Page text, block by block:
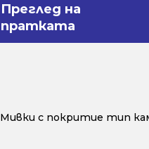
Преглед на
пратката
Мивки с покритие тип